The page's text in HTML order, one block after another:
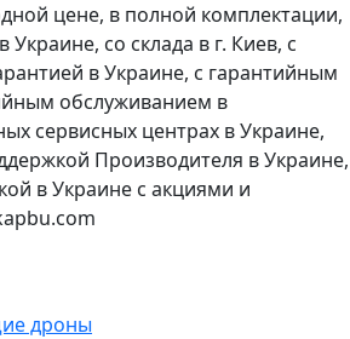
цене, в полной комплектации,
Украине, со склада в г. Киев, с
в Украине, с гарантийным
обслуживанием в
сервисных центрах в Украине,
Производителя в Украине,
в Украине с акциями и
дроны